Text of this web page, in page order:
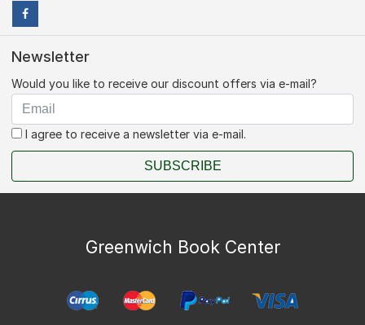
Newsletter
Would you like to receive our discount offers via e-mail?
I agree to receive a newsletter via e-mail.
SUBSCRIBE
Greenwich Book Center